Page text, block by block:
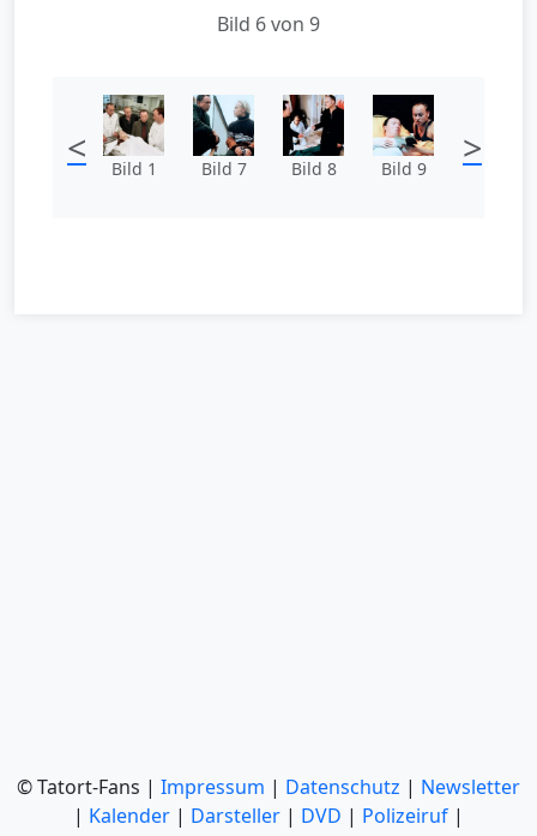
Bild 6 von 9
< Bild 1 Bild 7 Bild 8 Bild 9 >
© Tatort-Fans | Impressum | Datenschutz | Newsletter
| Kalender | Darsteller | DVD | Polizeiruf |